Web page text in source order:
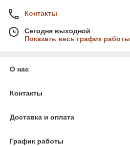
Контакты
Сегодня выходной
Показать весь график работы
О нас
Контакты
Доставка и оплата
График работы